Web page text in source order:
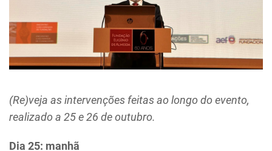
(Re)veja as intervenções feitas ao longo do evento,
realizado a 25 e 26 de outubro.
Dia 25: manhã